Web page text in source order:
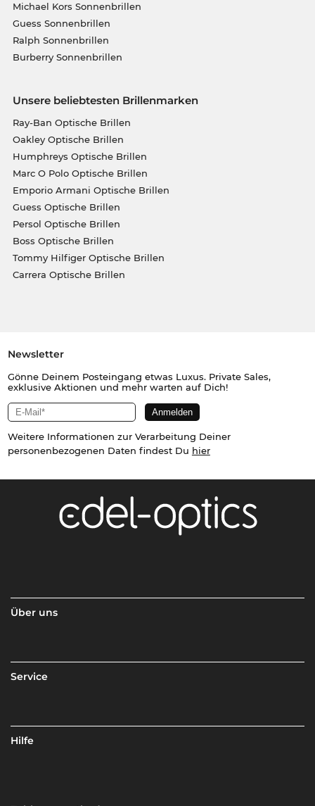
Michael Kors Sonnenbrillen
Guess Sonnenbrillen
Ralph Sonnenbrillen
Burberry Sonnenbrillen
Unsere beliebtesten Brillenmarken
Ray-Ban Optische Brillen
Oakley Optische Brillen
Humphreys Optische Brillen
Marc O Polo Optische Brillen
Emporio Armani Optische Brillen
Guess Optische Brillen
Persol Optische Brillen
Boss Optische Brillen
Tommy Hilfiger Optische Brillen
Carrera Optische Brillen
Newsletter
Gönne Deinem Posteingang etwas Luxus. Private Sales,
exklusive Aktionen und mehr warten auf Dich!
Weitere Informationen zur Verarbeitung Deiner
personenbezogenen Daten findest Du hier
Über uns
Service
Hilfe